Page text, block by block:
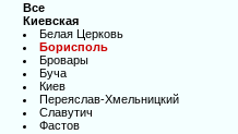
Все
Киевская
Белая Церковь
Борисполь
Бровары
Буча
Киев
Переяслав-Хмельницкий
Славутич
Фастов